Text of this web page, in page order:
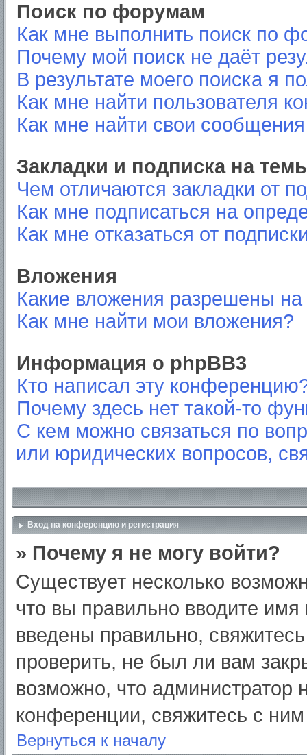
Поиск по форумам
Как мне выполнить поиск по
Почему мой поиск не даёт
В результате моего поиска я
Как мне найти пользователя
Как мне найти свои
Закладки и подписка на
Чем отличаются закладки от
Как мне подписаться на
Как мне отказаться от
Вложения
Какие вложения разрешены
Как мне найти мои вложения?
Информация о phpBB3
Кто написал эту
Почему здесь нет такой-то
С кем можно связаться по
или юридических вопросов,
Вход на конференцию и регистрация
» Почему я не могу войти?
Существует несколько
что вы правильно вводите
введены правильно,
проверить, не был ли вам
возможно, что администратор
конференции, свяжитесь с
Вернуться к началу